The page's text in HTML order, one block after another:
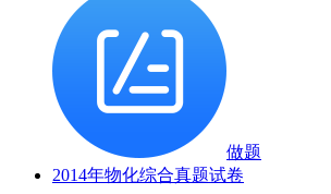
做题
2014年物化综合真题试卷